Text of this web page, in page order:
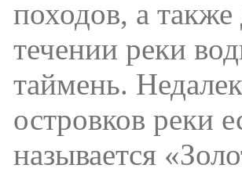
походов, а
течении реки
таймень.
островков реки
называется